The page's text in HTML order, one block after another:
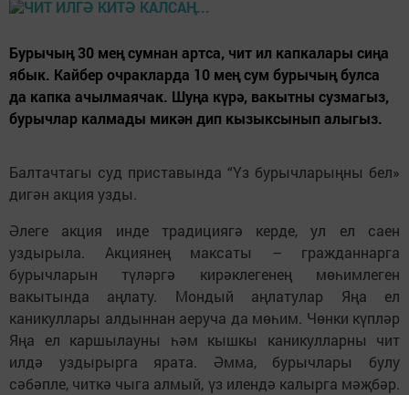
Бурычың 30 мең сумнан артса, чит ил капкалары сиңа
ябык. Кайбер очракларда 10 мең сум бурычың булса
да капка ачылмаячак. Шуңа күрә, вакытны сузмагыз,
бурычлар калмады микән дип кызыксынып алыгыз.
Балтачтагы суд приставында “Үз бурычларыңны бел»
дигән акция узды.
Әлеге акция инде традициягә керде, ул ел саен
уздырыла. Акциянең максаты – гражданнарга
бурычларын түләргә кирәклегенең мөһимлеген
вакытында аңлату. Мондый аңлатулар Яңа ел
каникуллары алдыннан аеруча да мөһим. Чөнки күпләр
Яңа ел каршылауны һәм кышкы каникулларны чит
илдә уздырырга ярата. Әмма, бурычлары булу
сәбәпле, читкә чыга алмый, үз илендә калырга мәҗбәр.